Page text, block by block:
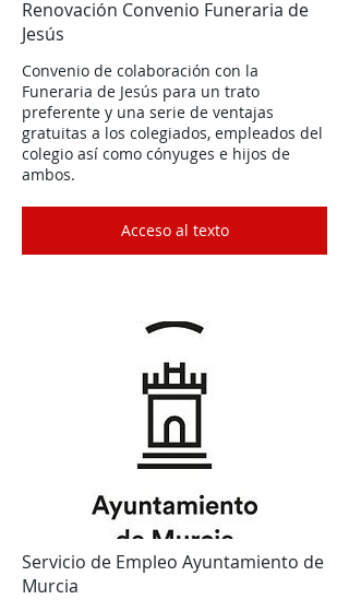
Renovación Convenio Funeraria de
Jesús
Convenio de colaboración con la
Funeraria de Jesús para un trato
preferente y una serie de ventajas
gratuitas a los colegiados, empleados del
colegio así como cónyuges e hijos de
ambos.
Acceso al texto
Servicio de Empleo Ayuntamiento de
Murcia